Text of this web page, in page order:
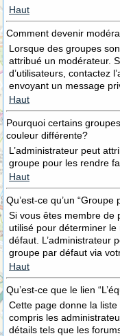
Haut
Comment devenir
Lorsque des groupes
attribué un modérateur.
d’utilisateurs, contactez
envoyant un message
Haut
Pourquoi certains
couleur différente?
L’administrateur peut
groupe pour les rendre
Haut
Qu’est-ce qu’un “Groupe
Si vous êtes membre de
utilisé pour déterminer
défaut. L’administrateur
groupe par défaut via
Haut
Qu’est-ce que le lien
Cette page donne la
compris les
détails tels que les